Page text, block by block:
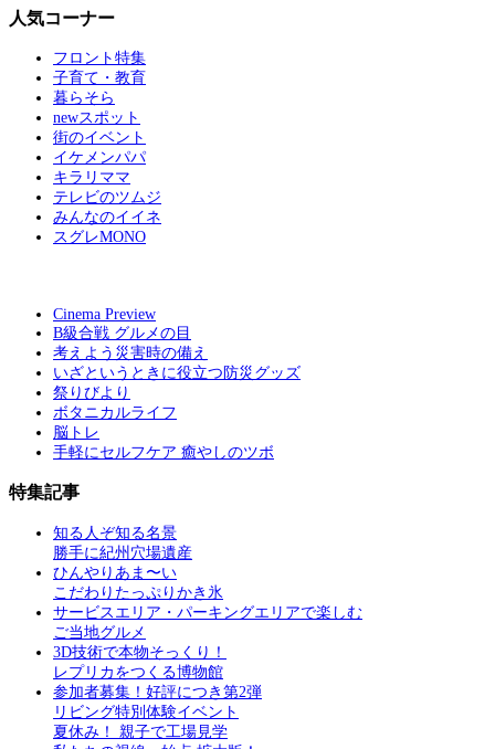
人気コーナー
フロント特集
子育て・教育
暮らそら
newスポット
街のイベント
イケメンパパ
キラリママ
テレビのツムジ
みんなのイイネ
スグレMONO
Cinema Preview
B級合戦 グルメの目
考えよう災害時の備え
いざというときに役立つ防災グッズ
祭りびより
ボタニカルライフ
脳トレ
手軽にセルフケア 癒やしのツボ
特集記事
知る人ぞ知る名景
勝手に紀州穴場遺産
ひんやりあま〜い
こだわりたっぷりかき氷
サービスエリア・パーキングエリアで楽しむ
ご当地グルメ
3D技術で本物そっくり！
レプリカをつくる博物館
参加者募集！好評につき第2弾
リビング特別体験イベント
夏休み！ 親子で工場見学